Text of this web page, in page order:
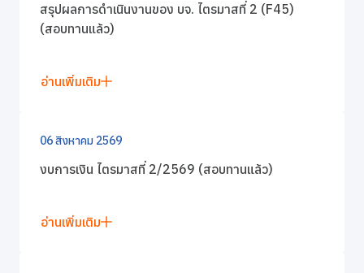
ติดต่อเรา
สรุปผลการดำเนินงานของ บจ. ไตรมาสที่ 2 (F45)
(สอบทานแล้ว)
อ่านเพิ่มเติม
06 สิงหาคม 2569
งบการเงิน ไตรมาสที่ 2/2569 (สอบทานแล้ว)
อ่านเพิ่มเติม